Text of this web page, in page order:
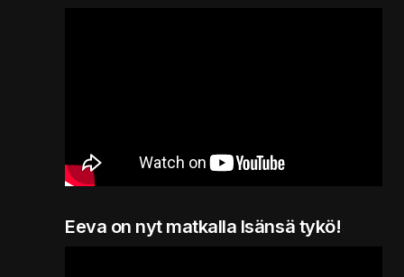
Eeva on nyt matkalla Isänsä tykö!